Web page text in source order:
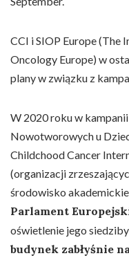
CCI i SIOP Europe (The
Oncology Europe) w
plany w związku z
W 2020 roku w
Nowotworowych u
Childchood Cancer
(organizacji
środowisko
Parlament
oświetlenie jego
budynek zabłyśnie